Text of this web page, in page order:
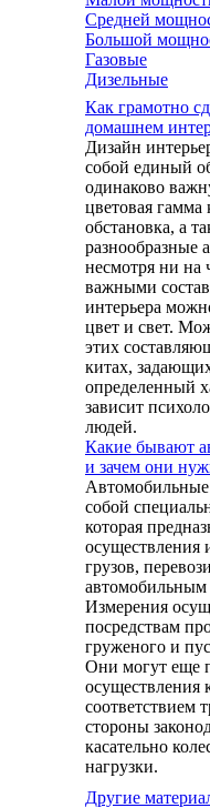
Средней
Большой
Газовые
Дизельные
Как грамотно
домашнем
Дизайн
собой единый
одинаково
цветовая гамма
обстановка, а
разнообразные
несмотря ни на
важными
интерьера
цвет и свет.
этих
китах,
определенный
зависит
людей.
Какие бывают
и зачем они
собой
которая
осуществления
грузов,
автомобильным
Измерения
посредствам
груженого и
Они могут еще
осуществления
соответствием
стороны
касательно
нагрузки.
Другие